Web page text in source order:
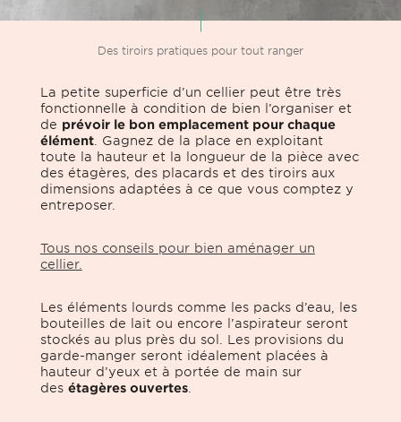
Des tiroirs pratiques pour tout ranger
La petite superficie d’un cellier peut être très
fonctionnelle à condition de bien l’organiser et
de prévoir le bon emplacement pour chaque
élément. Gagnez de la place en exploitant
toute la hauteur et la longueur de la pièce avec
des étagères, des placards et des tiroirs aux
dimensions adaptées à ce que vous comptez y
entreposer.
Tous nos conseils pour bien aménager un
cellier.
Les éléments lourds comme les packs d’eau, les
bouteilles de lait ou encore l’aspirateur seront
stockés au plus près du sol. Les provisions du
garde-manger seront idéalement placées à
hauteur d’yeux et à portée de main sur
des étagères ouvertes.